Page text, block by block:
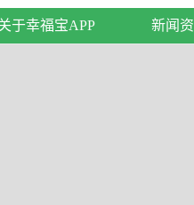
于幸福宝APP 新闻